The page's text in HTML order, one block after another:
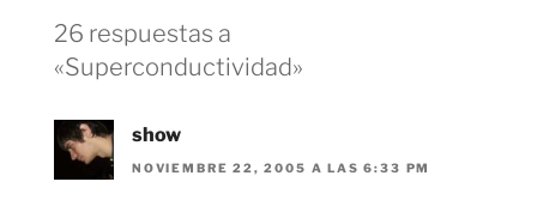
26 respuestas a
«Superconductividad»
show
NOVIEMBRE 22, 2005 A LAS 6:33 PM